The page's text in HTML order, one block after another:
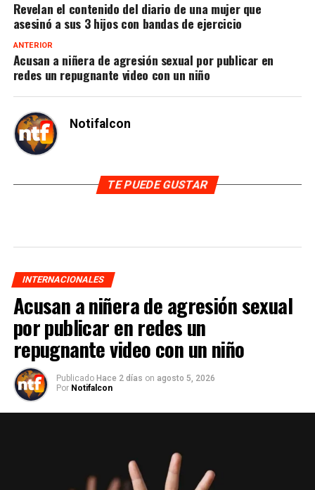
Revelan el contenido del diario de una mujer que
asesinó a sus 3 hijos con bandas de ejercicio
ANTERIOR
Acusan a niñera de agresión sexual por publicar en
redes un repugnante video con un niño
Notifalcon
TE PUEDE GUSTAR
INTERNACIONALES
Acusan a niñera de agresión sexual
por publicar en redes un
repugnante video con un niño
Publicado Hace 2 días on agosto 5, 2026
Por Notifalcon